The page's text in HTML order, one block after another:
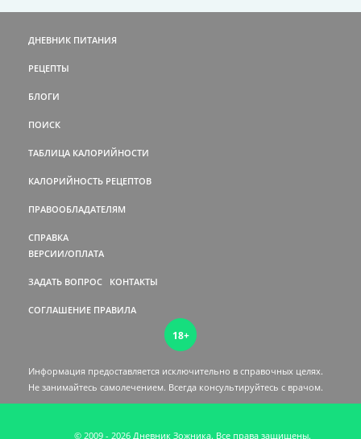
ДНЕВНИК ПИТАНИЯ
РЕЦЕПТЫ
БЛОГИ
ПОИСК
ТАБЛИЦА КАЛОРИЙНОСТИ
КАЛОРИЙНОСТЬ РЕЦЕПТОВ
ПРАВООБЛАДАТЕЛЯМ
СПРАВКА
ВЕРСИИ/ОПЛАТА
ЗАДАТЬ ВОПРОС КОНТАКТЫ
СОГЛАШЕНИЕ ПРАВИЛА
18+
Информация предоставляется исключительно в справочных целях.
Не занимайтесь самолечением. Всегда консультируйтесь c врачом.
© 2009 - 2026 Дневник Зожника. Все права защищены.